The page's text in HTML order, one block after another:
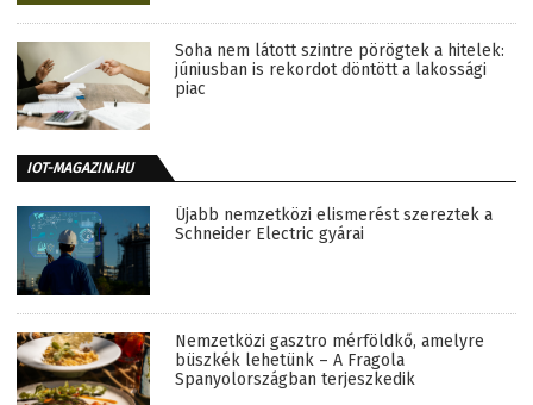
Soha nem látott szintre pörögtek a hitelek:
júniusban is rekordot döntött a lakossági
piac
IOT-MAGAZIN.HU
Újabb nemzetközi elismerést szereztek a
Schneider Electric gyárai
Nemzetközi gasztro mérföldkő, amelyre
büszkék lehetünk – A Fragola
Spanyolországban terjeszkedik